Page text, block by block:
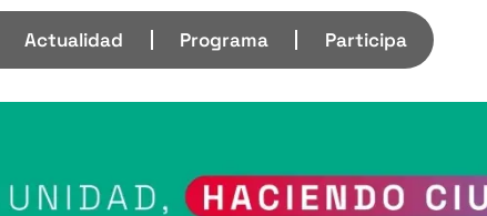
Actualidad Programa Participa